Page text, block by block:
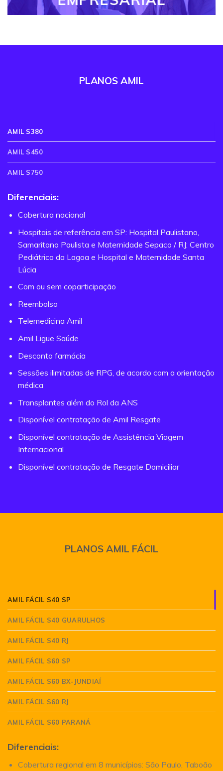
PLANOS AMIL
AMIL S380
AMIL S450
AMIL S750
Diferenciais:
Cobertura nacional
Hospitais de referência em SP: Hospital Paulistano,
Samaritano Paulista e Maternidade Sepaco / RJ: Centro
Pediátrico da Lagoa e Hospital e Maternidade Santa
Lúcia
Com ou sem coparticipação
Reembolso
Telemedicina Amil
Amil Ligue Saúde
Desconto farmácia
Sessões ilimitadas de RPG, de acordo com a orientação
médica
Transplantes além do Rol da ANS
Disponível contratação de Amil Resgate
Disponível contratação de Assistência Viagem
Internacional
Disponível contratação de Resgate Domiciliar
PLANOS AMIL FÁCIL
AMIL FÁCIL S40 SP
AMIL FÁCIL S40 GUARULHOS
AMIL FÁCIL S40 RJ
AMIL FÁCIL S60 SP
AMIL FÁCIL S60 BX-JUNDIAÍ
AMIL FÁCIL S60 RJ
AMIL FÁCIL S60 PARANÁ
Diferenciais:
Cobertura regional em 8 municípios: São Paulo, Taboão